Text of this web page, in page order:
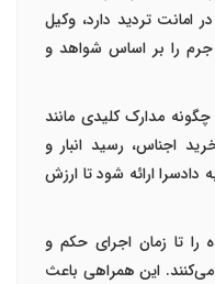
تردید دارد، وکیل
جرم را بر اساس شواهد و
مدارک کلیدی مانند
اجناس، رسید انبار و
ارائه شود تا ارزش
را تا زماناجرای حکم و
این همراهی باعث